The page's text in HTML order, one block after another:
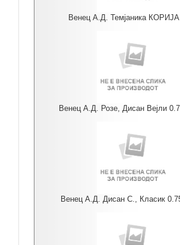
Венец А.Д. Темјаника КОРИЈА
Венец А.Д. Розе, Дисан Вејли
Венец А.Д. Дисан С., Класик